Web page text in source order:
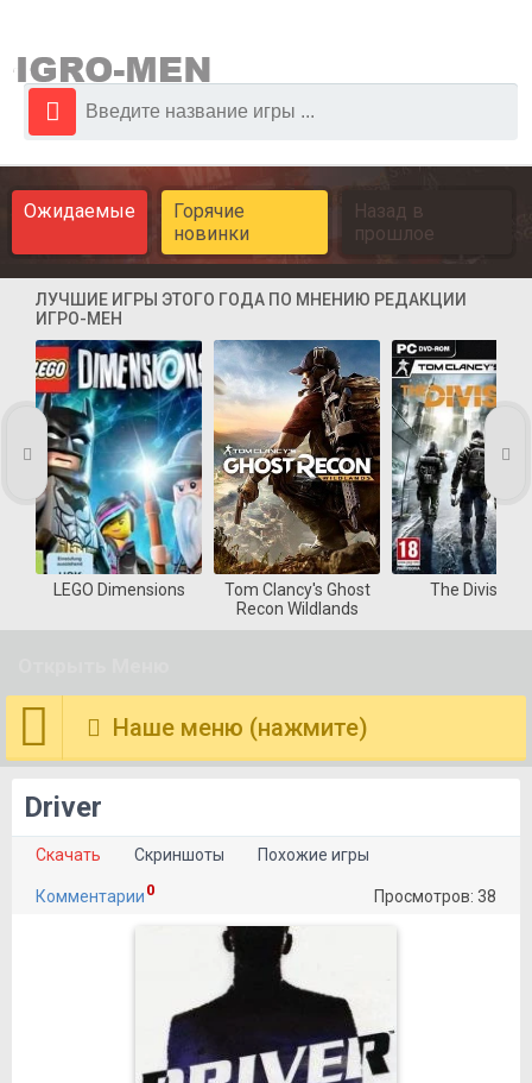
Ожидаемые
Горячие
новинки
Назад в
прошлое
ЛУЧШИЕ ИГРЫ ЭТОГО ГОДА ПО МНЕНИЮ РЕДАКЦИИ
ИГРО-МЕН
LEGO Dimensions
Tom Clancy's Ghost
Recon Wildlands
The Division
Наше меню (нажмите)
Driver
Скачать Скриншоты Похожие игры
Комментарии 0 Просмотров: 38